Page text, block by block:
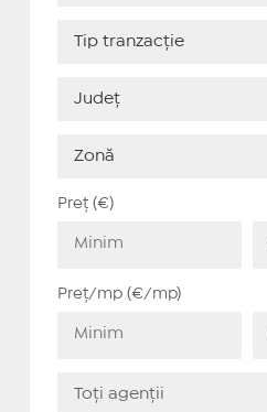
Preț (€)
Preț/mp (€/mp)